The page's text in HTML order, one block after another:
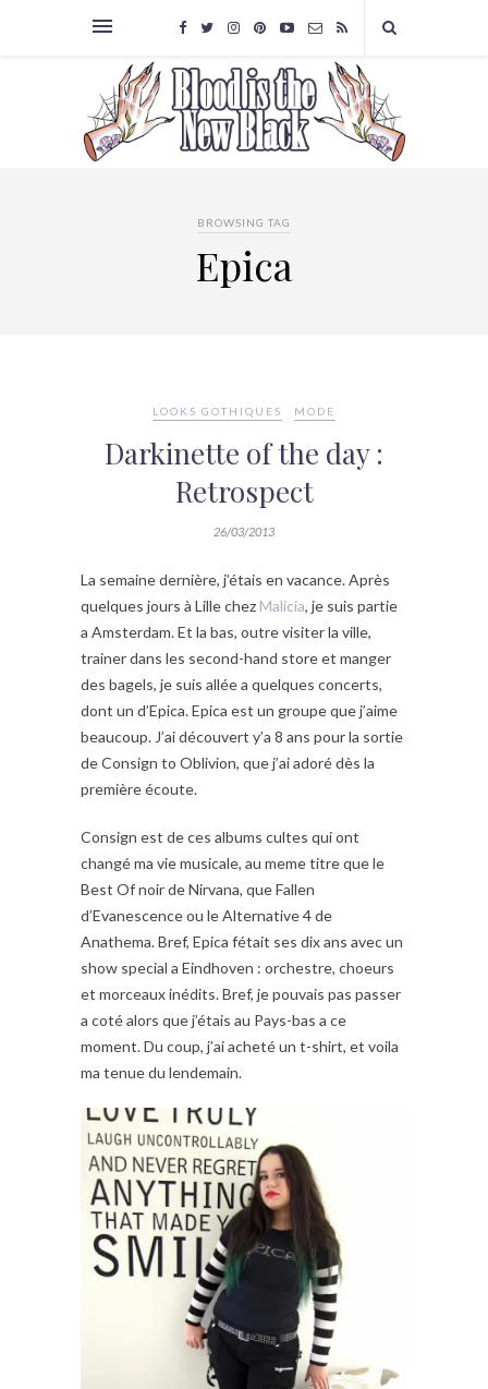
BROWSING TAG
Epica
LOOKS GOTHIQUES MODE
Darkinette of the day :
Retrospect
26/03/2013
La semaine dernière, j’étais en vacance. Après
quelques jours à Lille chez Malicia, je suis partie
a Amsterdam. Et la bas, outre visiter la ville,
trainer dans les second-hand store et manger
des bagels, je suis allée a quelques concerts,
dont un d’Epica. Epica est un groupe que j’aime
beaucoup. J’ai découvert y’a 8 ans pour la sortie
de Consign to Oblivion, que j’ai adoré dès la
première écoute.
Consign est de ces albums cultes qui ont
changé ma vie musicale, au meme titre que le
Best Of noir de Nirvana, que Fallen
d’Evanescence ou le Alternative 4 de
Anathema. Bref, Epica fétait ses dix ans avec un
show special a Eindhoven : orchestre, choeurs
et morceaux inédits. Bref, je pouvais pas passer
a coté alors que j’étais au Pays-bas a ce
moment. Du coup, j’ai acheté un t-shirt, et voila
ma tenue du lendemain.